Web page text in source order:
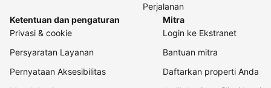
Perjalanan
Ketentuan dan pengaturan
Privasi & cookie
Persyaratan Layanan
Pernyataan Aksesibilitas
Mitra
Login ke Ekstranet
Bantuan mitra
Daftarkan properti Anda